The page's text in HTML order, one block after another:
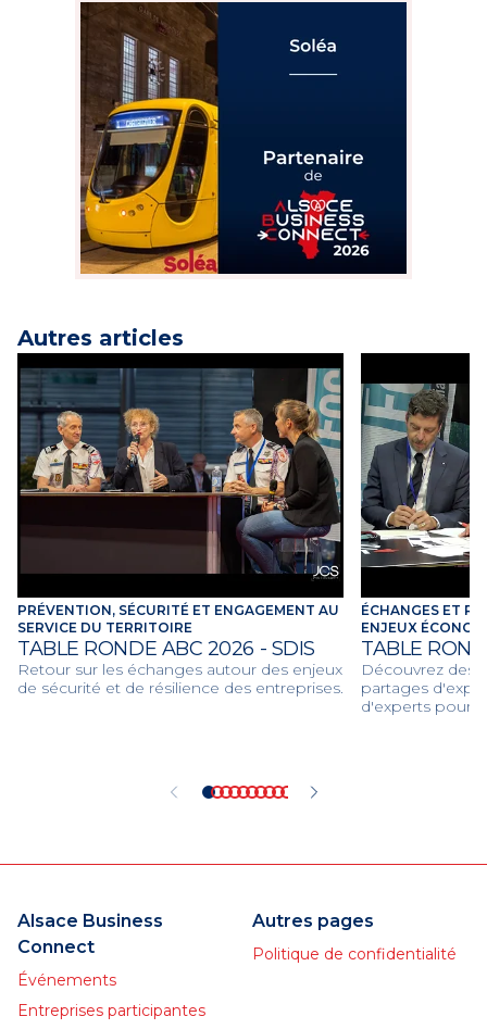
Autres articles
PRÉVENTION, SÉCURITÉ ET ENGAGEMENT AU
SERVICE DU TERRITOIRE
TABLE RONDE ABC 2026 - SDIS
Retour sur les échanges autour des enjeux
de sécurité et de résilience des entreprises.
ÉCHANGES ET
ENJEUX
TABLE
Découvrez des
partages
d'experts pour
Alsace Business
Connect
Événements
Entreprises participantes
Autres pages
Politique de confidentialité